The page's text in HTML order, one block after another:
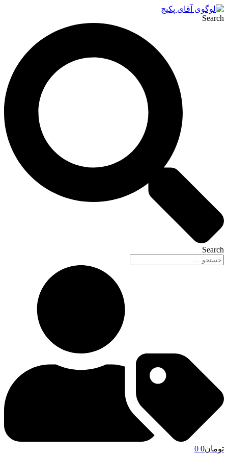
Search
Search
تومان0
0